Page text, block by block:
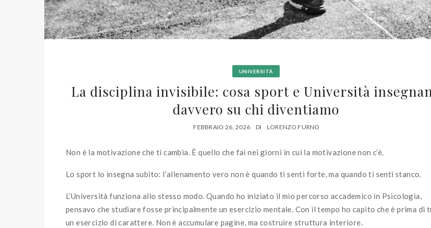
UNIVERSITÀ
La disciplina invisibile: cosa sport e Università
davvero su chi diventiamo
FEBBRAIO 26, 2026 DI LORENZO FURNO
Non è la motivazione che ti cambia. È quello che fai nei giorni in cui la motivazione non c’è.
Lo sport lo insegna subito: l’allenamento vero non è quando ti senti forte, ma quando ti senti stanco.
L’Università funziona allo stesso modo. Quando ho iniziato il mio percorso accademico in Psicologia,
pensavo che studiare fosse principalmente un esercizio mentale. Con il tempo ho capito che è prima di
un esercizio di carattere. Non è accumulare pagine, ma costruire struttura interiore.